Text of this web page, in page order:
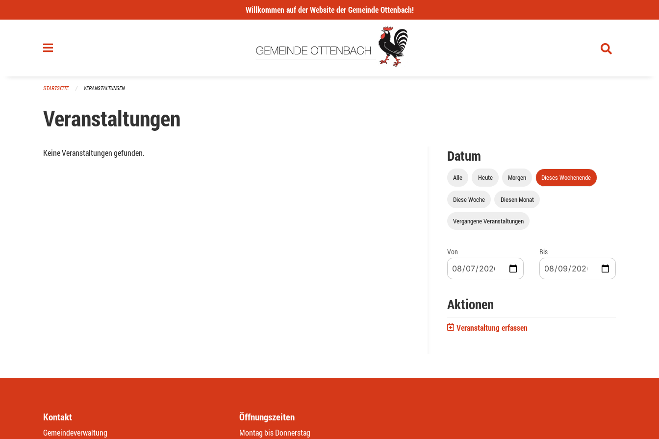
Willkommen auf der Website der Gemeinde Ottenbach!
STARTSEITE VERANSTALTUNGEN
Veranstaltungen
Keine Veranstaltungen gefunden. Datum
Alle Heute Morgen Dieses Wochenende
Diese Woche Diesen Monat
Vergangene Veranstaltungen
Von Bis
Aktionen
Veranstaltung erfassen
Kontakt
Gemeindeverwaltung
Öffnungszeiten
Montag bis Donnerstag